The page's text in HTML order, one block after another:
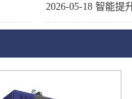
2026-05-18 智能提